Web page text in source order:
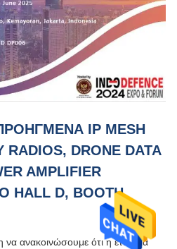
IP MESH
RADIOS, DRONE DATA
AMPLIFIER
HALL D, BOOTH
ανακοινώσουμε ότι η εταιρεία